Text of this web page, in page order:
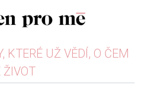
KTERÉ UŽ VĚDÍ, O ČEM
ŽIVOT